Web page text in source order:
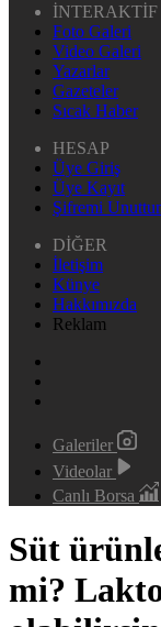
İNTERAKTİF
Foto Galeri
Video Galeri
Yazarlar
Gazeteler
Sıcak Haber
HESAP
Üye Giriş
Üye Kayıt
Şifremi
DİĞER
İletişim
Künye
Hakkımızda
Reklam
Galeriler
Videolar
Canlı Borsa
Süt
mi?